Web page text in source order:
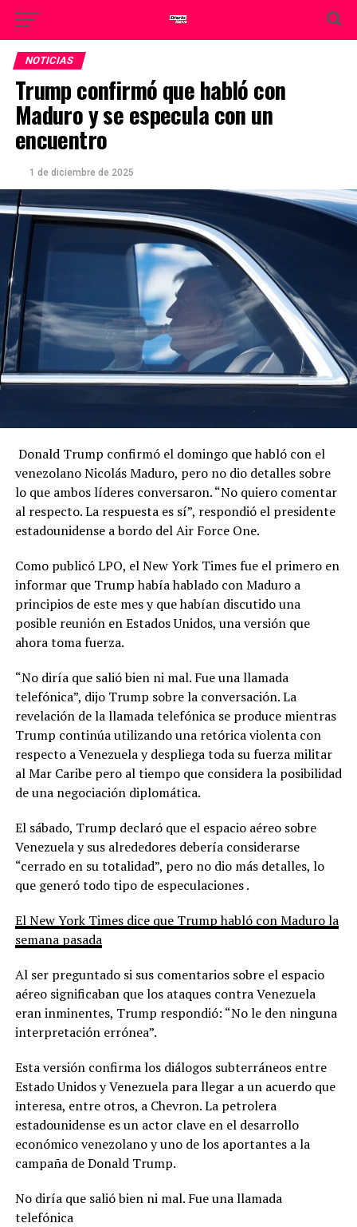
NOTICIAS
Trump confirmó que habló con
Maduro y se especula con un
encuentro
1 de diciembre de 2025
Donald Trump confirmó el domingo que habló con el
venezolano Nicolás Maduro, pero no dio detalles sobre
lo que ambos líderes conversaron. “No quiero comentar
al respecto. La respuesta es sí”, respondió el presidente
estadounidense a bordo del Air Force One.
Como publicó LPO, el New York Times fue el primero en
informar que Trump había hablado con Maduro a
principios de este mes y que habían discutido una
posible reunión en Estados Unidos, una versión que
ahora toma fuerza.
“No diría que salió bien ni mal. Fue una llamada
telefónica”, dijo Trump sobre la conversación. La
revelación de la llamada telefónica se produce mientras
Trump continúa utilizando una retórica violenta con
respecto a Venezuela y despliega toda su fuerza militar
al Mar Caribe pero al tiempo que considera la posibilidad
de una negociación diplomática.
El sábado, Trump declaró que el espacio aéreo sobre
Venezuela y sus alrededores debería considerarse
“cerrado en su totalidad”, pero no dio más detalles, lo
que generó todo tipo de especulaciones .
El New York Times dice que Trump habló con Maduro la
semana pasada
Al ser preguntado si sus comentarios sobre el espacio
aéreo significaban que los ataques contra Venezuela
eran inminentes, Trump respondió: “No le den ninguna
interpretación errónea”.
Esta versión confirma los diálogos subterráneos entre
Estado Unidos y Venezuela para llegar a un acuerdo que
interesa, entre otros, a Chevron. La petrolera
estadounidense es un actor clave en el desarrollo
económico venezolano y uno de los aportantes a la
campaña de Donald Trump.
No diría que salió bien ni mal. Fue una llamada
telefónica